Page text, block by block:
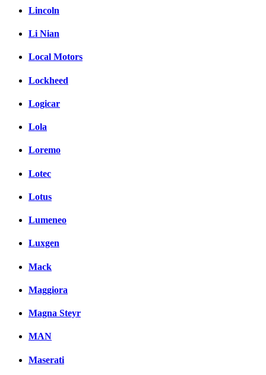
Lincoln
Li Nian
Local Motors
Lockheed
Logicar
Lola
Loremo
Lotec
Lotus
Lumeneo
Luxgen
Mack
Maggiora
Magna Steyr
MAN
Maserati